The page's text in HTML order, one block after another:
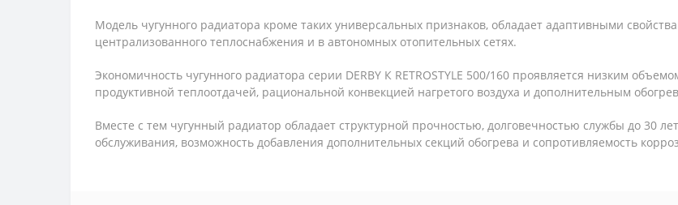
Модель чугунного радиатора кроме таких универсальных признаков, обладает адаптивными
централизованного теплоснабжения и в автономных отопительных сетях.
Экономичность чугунного радиатора серии DERBY К RETROSTYLE 500/160 проявляется низким
продуктивной теплоотдачей, рациональной конвекцией нагретого воздуха и дополнительным
Вместе с тем чугунный радиатор обладает структурной прочностью, долговечностью службы до 30
обслуживания, возможность добавления дополнительных секций обогрева и сопротивляемость